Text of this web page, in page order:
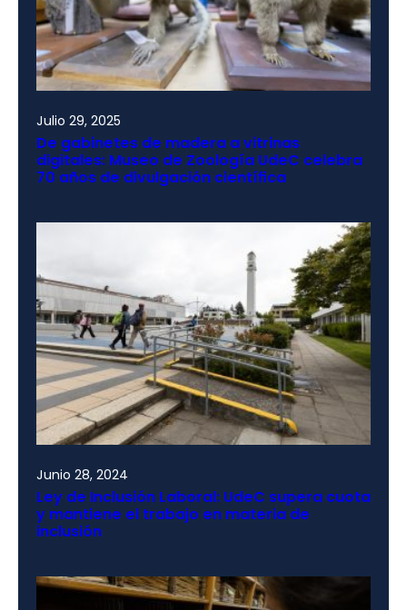
Julio 29, 2025
De gabinetes de madera a vitrinas
digitales: Museo de Zoología UdeC celebra
70 años de divulgación científica
Junio 28, 2024
Ley de Inclusión Laboral: UdeC supera cuota
y mantiene el trabajo en materia de
inclusión